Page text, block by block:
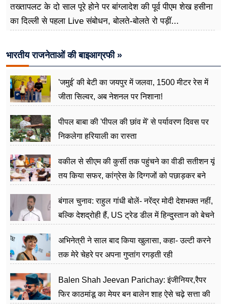
तख्तापलट के दो साल पूरे होने पर बांग्लादेश की पूर्व पीएम शेख हसीना
का दिल्ली से पहला Live संबोधन, बोलते-बोलते रो पड़ीं...
भारतीय राजनेताओं की बाइआग्रफी »
'जमुई' की बेटी का जयपुर में जलवा, 1500 मीटर रेस में
जीता सिल्वर, अब नेशनल पर निशाना!
पीपल बाबा की 'पीपल की छांव में' से पर्यावरण दिवस पर
निकलेगा हरियाली का रास्ता
वकील से सीएम की कुर्सी तक पहुंचने का वीडी सतीशन यूं
तय किया सफर, कांग्रेस के दिग्गजों को पछाड़कर बने
बंगाल चुनाव: राहुल गांधी बोलें- नरेंद्र मोदी देशभक्त नहीं,
बल्कि देशद्रोही हैं, US ट्रेड डील में हिन्दुस्तान को बेचने
अभिनेत्री ने साल बाद किया खुलासा, कहा- उल्टी करने
तक मेरे चेहरे पर अपना गुप्तांग रगड़ती रही
Balen Shah Jeevan Parichay: इंजीनियर,रैपर
फिर काठमांडू का मेयर बन बालेन शाह ऐसे चढ़े सत्ता की